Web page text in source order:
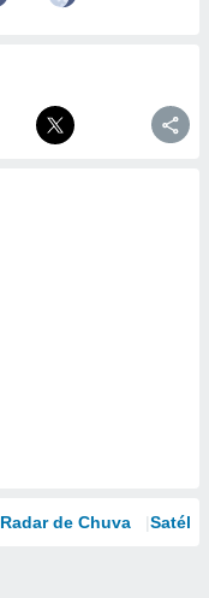
Radar de Chuva